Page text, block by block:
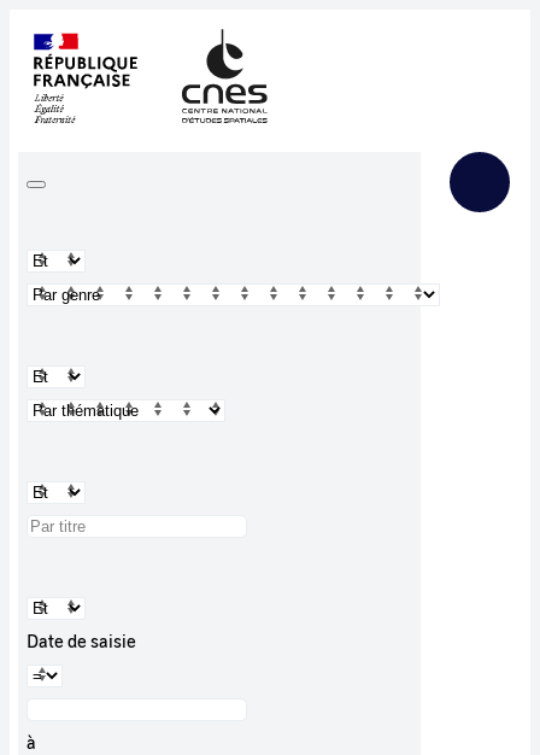
Date de saisie
à